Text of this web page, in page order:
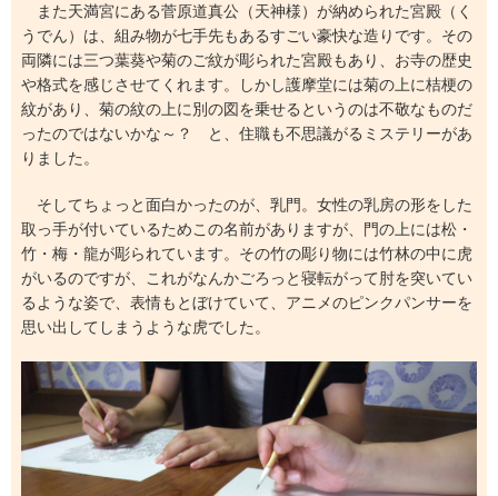
また天満宮にある菅原道真公（天神様）が納められた宮殿（く
うでん）は、組み物が七手先もあるすごい豪快な造りです。その
両隣には三つ葉葵や菊のご紋が彫られた宮殿もあり、お寺の歴史
や格式を感じさせてくれます。しかし護摩堂には菊の上に桔梗の
紋があり、菊の紋の上に別の図を乗せるというのは不敬なものだ
ったのではないかな～？ と、住職も不思議がるミステリーがあ
りました。
そしてちょっと面白かったのが、乳門。女性の乳房の形をした
取っ手が付いているためこの名前がありますが、門の上には松・
竹・梅・龍が彫られています。その竹の彫り物には竹林の中に虎
がいるのですが、これがなんかごろっと寝転がって肘を突いてい
るような姿で、表情もとぼけていて、アニメのピンクパンサーを
思い出してしまうような虎でした。